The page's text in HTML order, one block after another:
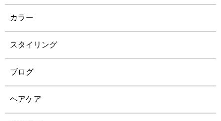
カラー
スタイリング
ブログ
ヘアケア